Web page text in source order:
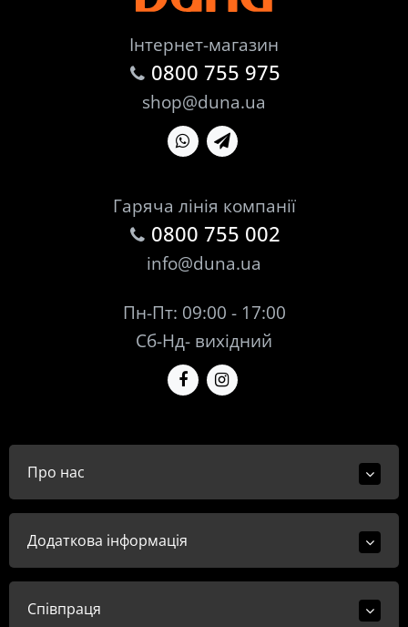
Інтернет-магазин
0800 755 975
shop@duna.ua
Гаряча лінія компанії
0800 755 002
info@duna.ua
Пн-Пт: 09:00 - 17:00
Сб-Нд- вихідний
Про нас
Додаткова інформація
Співпраця